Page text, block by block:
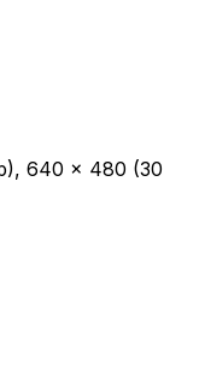
640 x 480 (30